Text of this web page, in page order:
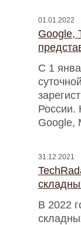
01.01.2022
Google,
С 1
России.
Google,
31.12.2021
В 2022